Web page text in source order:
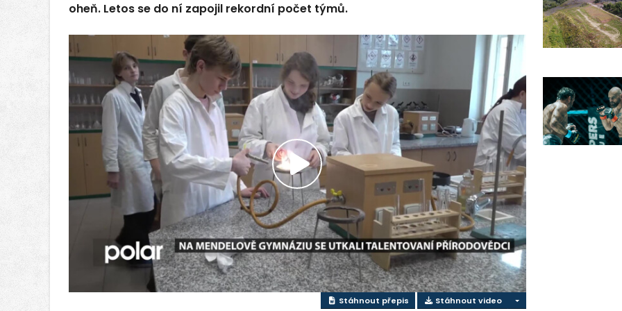
oheň. Letos se do ní zapojil rekordní počet týmů.
Přehrát
video
Stáhnout přepis Stáhnout video